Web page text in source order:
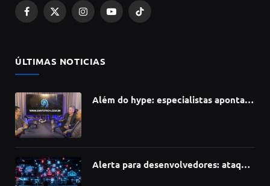
Facebook
X
InstagramYouTubeTikTok
ÚLTIMAS NOTICIAS
Além do hype: especialistas apontam
Alerta para desenvolvedores: ataque